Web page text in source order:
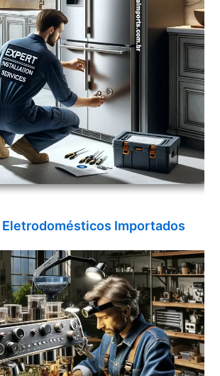
Eletrodomésticos Importados